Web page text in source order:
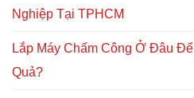
Nghiệp Tại TPHCM
Lắp Máy Chấm Công Ở Đâu
Quả?